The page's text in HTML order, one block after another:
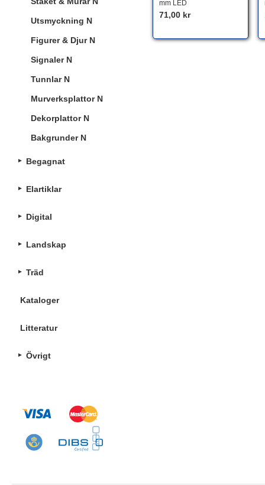
Utsmyckning N
Figurer & Djur N
Signaler N
Tunnlar N
Murverksplattor N
Dekorplattor N
Bakgrunder N
Begagnat
Elartiklar
Digital
Landskap
Träd
Kataloger
Litteratur
Övrigt
mm LED
71,00 kr